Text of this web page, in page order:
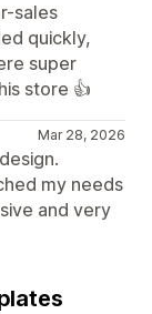
sales
quickly,
super
store 👍
Mar 28, 2026
my needs
and very